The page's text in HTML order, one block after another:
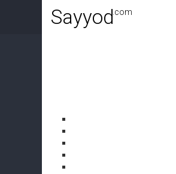
Sayyod.com